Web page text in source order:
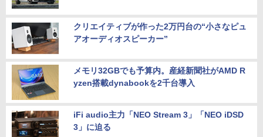
クリエイティブが作った2万円台の“小さなピュ
アオーディオスピーカー”
メモリ32GBでも予算内。産経新聞社がAMD R
yzen搭載dynabookを2千台導入
iFi audio主力「NEO Stream 3」「NEO iDSD
3」に迫る